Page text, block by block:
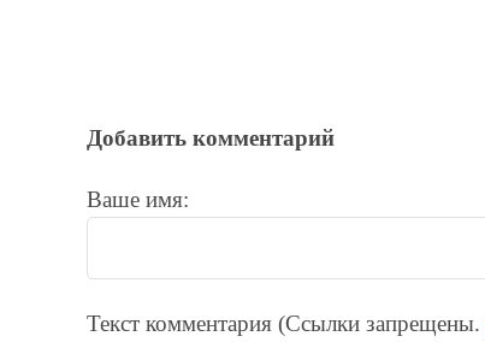
Добавить комментарий
Ваше имя:
Текст комментария (Ссылки запрещены.